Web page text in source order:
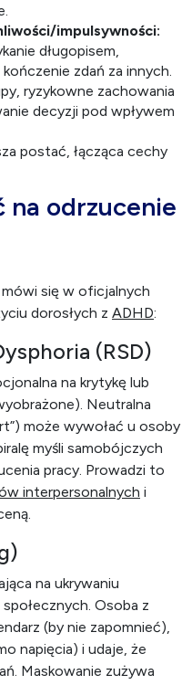
impulsywności:
długopisem,
zdań za innych.
ryzykowne zachowania
decyzji pod wpływem
postać, łącząca cechy
na odrzucenie
się w oficjalnych
dorosłych z ADHD:
(RSD)
na krytykę lub
Neutralna
może wywołać u osoby
myśli samobójczych
pracy. Prowadzi to
interpersonalnych i
na ukrywaniu
Osoba z
(by nie zapomnieć),
napięcia) i udaje, że
Maskowanie zużywa